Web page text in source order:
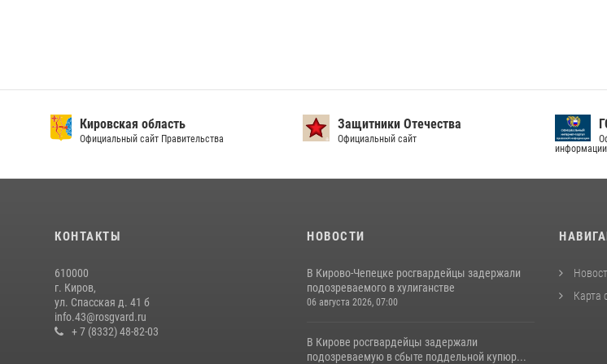
Кировская область
Официальный сайт Правительства
Защитники Отечества
Официальный сайт
информации
КОНТАКТЫ
610000
г. Киров,
ул. Спасская д. 41 б
info.43@rosgvard.ru
+ 7 (8332) 48-82-03
НОВОСТИ
В Кирово-Чепецке росгвардейцы задержали
подозреваемого в хулиганстве
06 августа 2026, 07:00
В Кирове росгвардейцы задержали
подозреваемую в сбыте поддельной купюр...
Карта